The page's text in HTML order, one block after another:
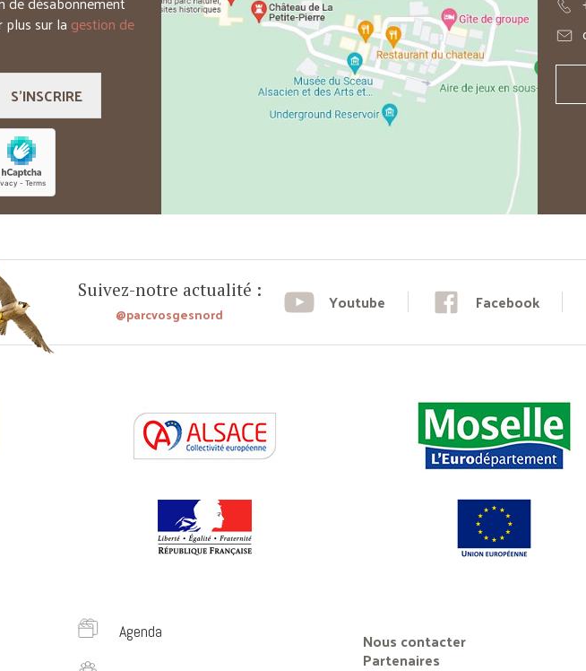
sur la gestion de
S'INSCRIRE
Suivez-notre actualité :
@parcvosgesnord
Youtube Facebook
Agenda Nous contacter
Partenaires